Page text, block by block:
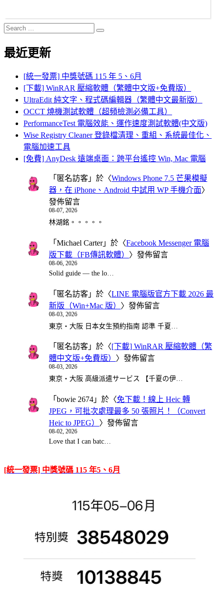
Search
for:
Search
最近更新
[統一發票] 中獎號碼 115 年 5、6月
[下載] WinRAR 壓縮軟體（繁體中文版+免費版）
UltraEdit 純文字、程式碼編輯器（繁體中文最新版）
OCCT 燒機測試軟體（超頻檢測必備工具）
PerformanceTest 電腦效能、運作速度測試軟體(中文版)
Wise Registry Cleaner 登錄檔清理、重組、系統最佳化、
電腦加速工具
[免費] AnyDesk 遠端桌面：跨平台遙控 Win, Mac 電腦
「 匿名訪客 」於〈Windows Phone 7.5 芒果模擬
器，在 iPhone、Android 中試用 WP 手機介面〉
發佈留言
08-07, 2026
林湖銘。。。。。
「 Michael Carter」於〈Facebook Messenger 電腦
版下載（FB傳訊軟體） 〉發佈留言
08-06, 2026
Solid guide — the lo…
「 匿名訪客 」於〈LINE 電腦版官方下載 2026 最
新版（Win+Mac 版） 〉發佈留言
08-03, 2026
東京・大阪 日本女生預約指南 認準 千夏…
「 匿名訪客 」於〈[下載] WinRAR 壓縮軟體（繁
體中文版+免費版） 〉發佈留言
08-03, 2026
東京・大阪 高級派遣サービス 【千夏の伊…
「 bowie 2674 」於〈免下載！線上 Heic 轉
JPEG，可批次處理最多 50 張照片！（Convert
Heic to JPEG） 〉發佈留言
08-02, 2026
Love that I can batc…
[統一發票] 中獎號碼 115 年5、6月